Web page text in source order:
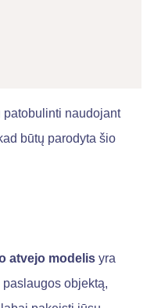
naudojant
būtų parodyta šio
atvejo modelis yra
objektą,